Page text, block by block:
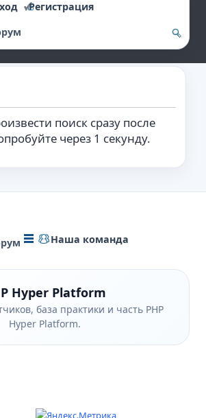
Регистрация
поиск сразу после
через 1 секунду.
Наша команда
Hyper Platform
база практики и часть PHP
Hyper Platform.